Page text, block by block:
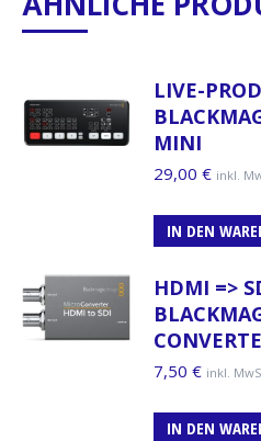
LIVE-
MINI
29,00 € inkl.
IN DEN
HDMI =>
7,50 € inkl.
IN DEN